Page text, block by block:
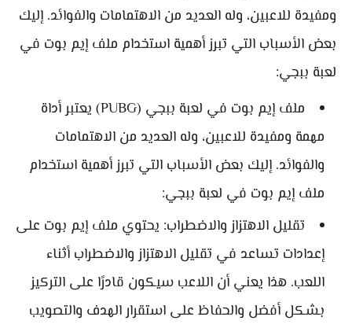
ومفيدة للاعبين، وله العديد من الاهتمامات والفوائد. إليك
بعض الأسباب التي تبرز أهمية استخدام ملف إيم بوت في
لعبة ببجي:
ملف إيم بوت في لعبة ببجي (PUBG) يعتبر أداة
مهمة ومفيدة للاعبين، وله العديد من الاهتمامات
والفوائد. إليك بعض الأسباب التي تبرز أهمية استخدام
ملف إيم بوت في لعبة ببجي:
تقليل الاهتزاز والاضطراب: يحتوي ملف إيم بوت على
إعدادات تساعد في تقليل الاهتزاز والاضطراب أثناء
اللعب. هذا يعني أن اللاعب سيكون قادرًا على التركيز
بشكل أفضل والحفاظ على استقرار الهدف والتصويب